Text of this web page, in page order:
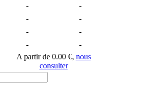
-
-
-
-
-
-
-
-
A partir de 0.00 €, nous
consulter